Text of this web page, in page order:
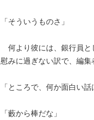
「そういうものさ」
何より彼には、銀行員と
慰みに過ぎない訳で、編集
「ところで、何か面白い話
「藪から棒だな」